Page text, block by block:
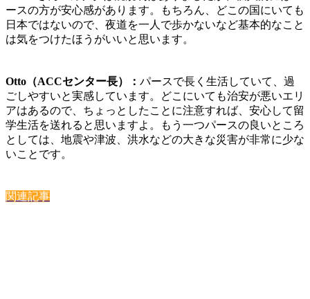
ースの方が安心感があります。
もちろん、
どこの国にいても
日本ではないので、夜道を一人で歩かないなど基本的なこと
は気をつけたほうがいいと思います。
Otto（ACCセンター長）： パースで長く生活していて、過
ごしやすいと実感しています。どこにいても治安が悪いエリ
アはあるので、ちょっとしたことに注意すれば、安心して留
学生活を送れると思いますよ。もう一つパースの良いところ
としては、 地震や津波、洪水などの大きな災害が非常に少な
いことです。
関連記事